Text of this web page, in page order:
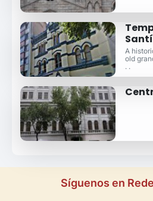
A
old
. .
Síguenos en